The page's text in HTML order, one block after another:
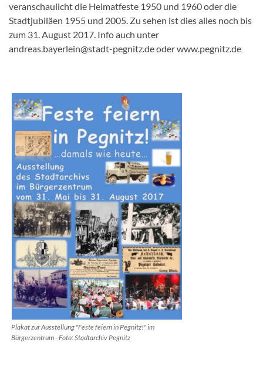
veranschaulicht die Heimatfeste 1950 und 1960 oder die
Stadtjubiläen 1955 und 2005. Zu sehen ist dies alles noch bis
zum 31. August 2017. Info auch unter
andreas.bayerlein@stadt-pegnitz.de oder www.pegnitz.de
Plakat zur Ausstellung "Feste feiern in Pegnitz!" im
Bürgerzentrum - Foto: Stadtarchiv Pegnitz